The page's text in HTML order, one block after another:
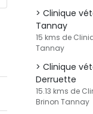
Clinique
Tannay
15 kms de
Tannay
Clinique
Derruette
15.13 kms de
Brinon Tannay